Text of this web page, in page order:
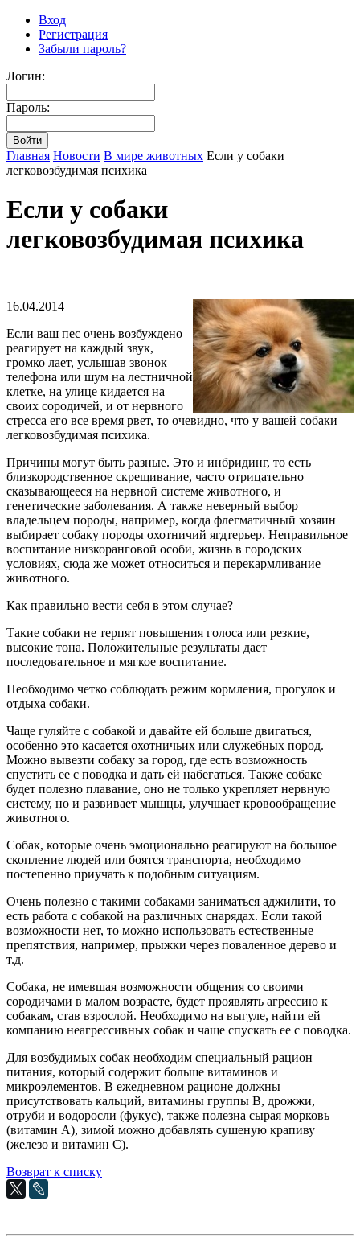
Вход
Регистрация
Забыли пароль?
Логин:
Пароль:
Главная Новости В мире животных Если у собаки
легковозбудимая психика
Если у собаки
легковозбудимая психика
16.04.2014
Если ваш пес очень возбуждено
реагирует на каждый звук,
громко лает, услышав звонок
телефона или шум на лестничной
клетке, на улице кидается на
своих сородичей, и от нервного
стресса его все время рвет, то очевидно, что у вашей собаки
легковозбудимая психика.
Причины могут быть разные. Это и инбридинг, то есть
близкородственное скрещивание, часто отрицательно
сказывающееся на нервной системе животного, и
генетические заболевания. А также неверный выбор
владельцем породы, например, когда флегматичный хозяин
выбирает собаку породы охотничий ягдтерьер. Неправильное
воспитание низкоранговой особи, жизнь в городских
условиях, сюда же может относиться и перекармливание
животного.
Как правильно вести себя в этом случае?
Такие собаки не терпят повышения голоса или резкие,
высокие тона. Положительные результаты дает
последовательное и мягкое воспитание.
Необходимо четко соблюдать режим кормления, прогулок и
отдыха собаки.
Чаще гуляйте с собакой и давайте ей больше двигаться,
особенно это касается охотничьих или служебных пород.
Можно вывезти собаку за город, где есть возможность
спустить ее с поводка и дать ей набегаться. Также собаке
будет полезно плавание, оно не только укрепляет нервную
систему, но и развивает мышцы, улучшает кровообращение
животного.
Собак, которые очень эмоционально реагируют на большое
скопление людей или боятся транспорта, необходимо
постепенно приучать к подобным ситуациям.
Очень полезно с такими собаками заниматься аджилити, то
есть работа с собакой на различных снарядах. Если такой
возможности нет, то можно использовать естественные
препятствия, например, прыжки через поваленное дерево и
т.д.
Собака, не имевшая возможности общения со своими
сородичами в малом возрасте, будет проявлять агрессию к
собакам, став взрослой. Необходимо на выгуле, найти ей
компанию неагрессивных собак и чаще спускать ее с поводка.
Для возбудимых собак необходим специальный рацион
питания, который содержит больше витаминов и
микроэлементов. В ежедневном рационе должны
присутствовать кальций, витамины группы В, дрожжи,
отруби и водоросли (фукус), также полезна сырая морковь
(витамин А), зимой можно добавлять сушеную крапиву
(железо и витамин С).
Возврат к списку